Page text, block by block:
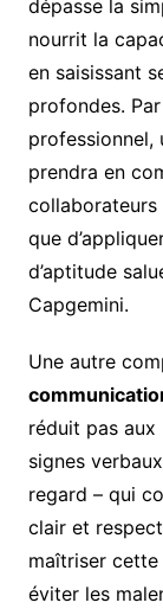
dépasse la
nourrit la
en saisissant
profondes.
professionnel,
prendra en
que
d’aptitude
Capgemini.
Une autre
réduit pas aux
signes
regard – qui
clair et
maîtriser
éviter les